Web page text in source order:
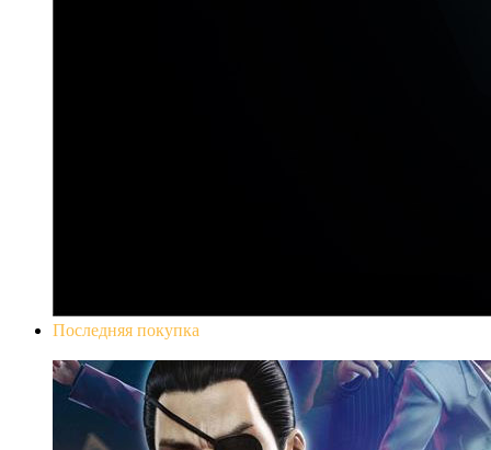
Последняя покупка